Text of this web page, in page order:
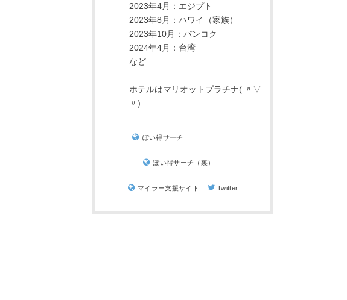
2023年4月：エジプト
2023年8月：ハワイ（家族）
2023年10月：バンコク
2024年4月：台湾
など
ホテルはマリオットプラチナ( 〃▽
〃)
ぽい得サーチ
ぽい得サーチ（裏）
マイラー支援サイト Twitter